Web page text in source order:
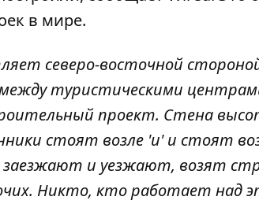
в мире.
северо-восточной
туристическими
проект. Стена
стоят возле 'и' и стоят
заезжают и уезжают, возят
Никто, кто работает над